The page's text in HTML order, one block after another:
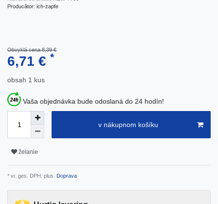
Producător: ich-zapfe
Obvyklá cena 8,39 €
6,71 € *
obsah 1 kus
Vaša objednávka bude odoslaná do 24 hodín!
v nákupnom košíku
želanie
* vr. ges. DPH. plus. Doprava